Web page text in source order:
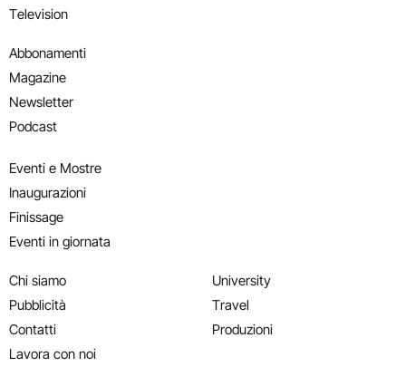
Television
Abbonamenti
Magazine
Newsletter
Podcast
Eventi e Mostre
Inaugurazioni
Finissage
Eventi in giornata
Chi siamo
Pubblicità
Contatti
Lavora con noi
University
Travel
Produzioni